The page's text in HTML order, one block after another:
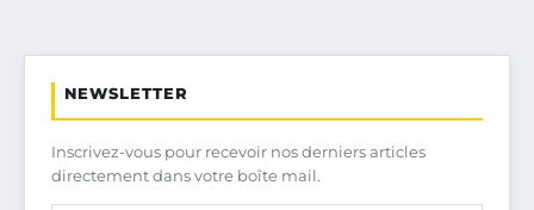
NEWSLETTER
Inscrivez-vous pour recevoir nos derniers articles
directement dans votre boîte mail.